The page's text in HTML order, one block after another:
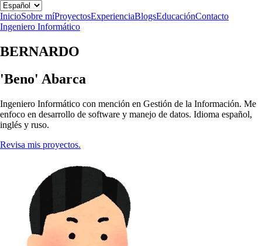
InicioSobre míProyectosExperienciaBlogsEducaciónContacto
Ingeniero Informático
BERNARDO
'Beno' Abarca
Ingeniero Informático con mención en Gestión de la Información. Me
enfoco en desarrollo de software y manejo de datos. Idioma español,
inglés y ruso.
Revisa mis proyectos.